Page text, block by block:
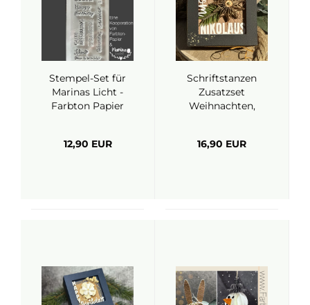
Stempel-Set für
Marinas Licht -
Farbton Papier
12,90 EUR
Schriftstanzen
Zusatzset
Weihnachten,
16,90 EUR